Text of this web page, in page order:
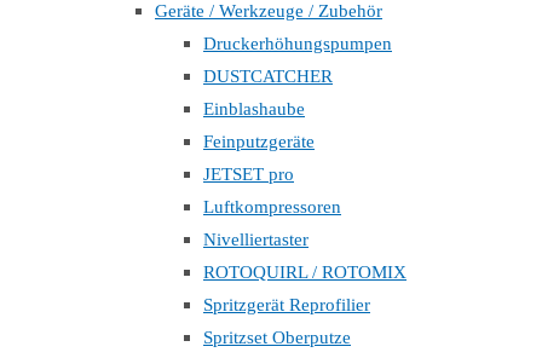
Geräte / Werkzeuge / Zubehör
Druckerhöhungspumpen
DUSTCATCHER
Einblashaube
Feinputzgeräte
JETSET pro
Luftkompressoren
Nivelliertaster
ROTOQUIRL / ROTOMIX
Spritzgerät Reprofilier
Spritzset Oberputze